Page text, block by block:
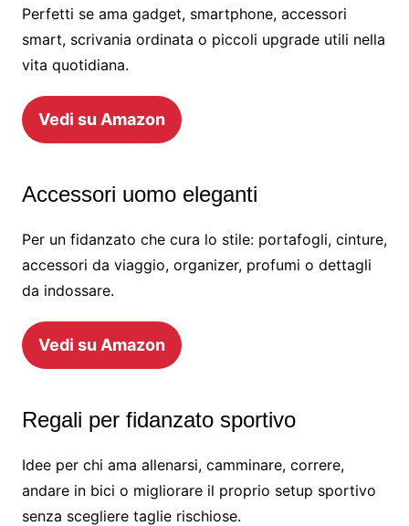
Perfetti se ama gadget, smartphone, accessori
smart, scrivania ordinata o piccoli upgrade utili nella
vita quotidiana.
Vedi su Amazon
Accessori uomo eleganti
Per un fidanzato che cura lo stile: portafogli, cinture,
accessori da viaggio, organizer, profumi o dettagli
da indossare.
Vedi su Amazon
Regali per fidanzato sportivo
Idee per chi ama allenarsi, camminare, correre,
andare in bici o migliorare il proprio setup sportivo
senza scegliere taglie rischiose.